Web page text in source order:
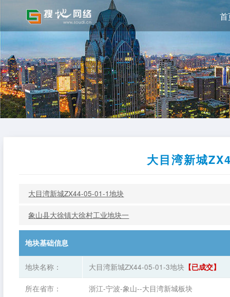
首
大目湾新城
大目湾新城ZX44-05-01-1地块
象山县大徐镇大徐村工业地块一
地块基础信息
地块名称： 大目湾新城ZX44-05-01-3地块 【已成交】
所在省市： 浙江-宁波-象山--大目湾新城板块